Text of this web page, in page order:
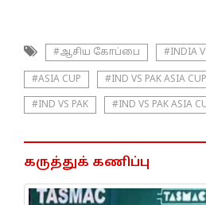
#ஆசிய கோப்பை #INDIA
#ASIA CUP #IND VS PAK ASIA
#IND VS PAK #IND VS PAK ASIA
கருத்துக் கணிப்பு